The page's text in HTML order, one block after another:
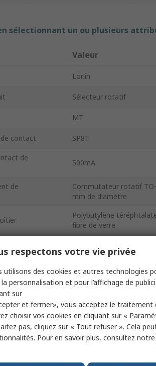
sélectionnant un ou plusieurs
Valeur
Lorlin
Sélecteur rotatif
MT
contact SP8T
de
500mA
de
Commutateur rotatif
mm de diamètre
Polybutylène
fibre de verre
500V c.a.
9.2mm
24V c.c.
de
respectons votre vie privée
utilisons des cookies et autres technologies
personnalisation et pour l’affichage de
sur
et fermer», vous acceptez le traitement
choisir vos cookies en cliquant sur «
pas, cliquez sur « Tout refuser ». Cela
Pour en savoir plus, consultez notre